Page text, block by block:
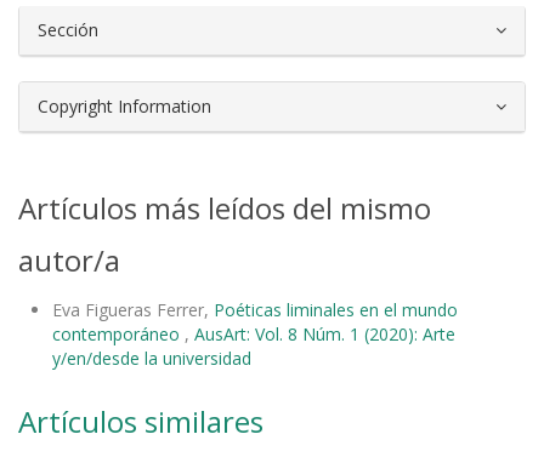
Sección
Copyright Information
Artículos más leídos del mismo
autor/a
Eva Figueras Ferrer, Poéticas liminales en el mundo
contemporáneo , AusArt: Vol. 8 Núm. 1 (2020): Arte
y/en/desde la universidad
Artículos similares